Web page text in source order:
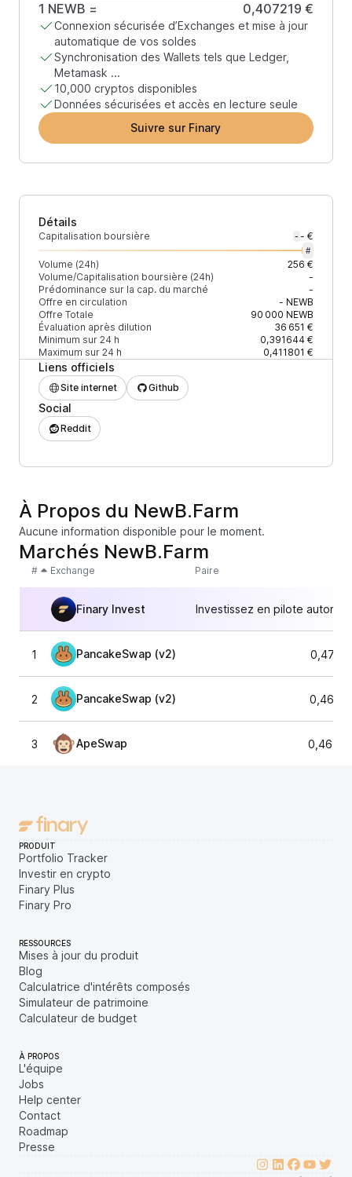
1 NEWB = 0,407219 €
Connexion sécurisée d’Exchanges et mise à jour
automatique de vos soldes
Synchronisation des Wallets tels que Ledger,
Metamask ...
10,000 cryptos disponibles
Données sécurisées et accès en lecture seule
Suivre sur Finary
Détails
Capitalisation boursière - - €
#
Volume (24h)
256 €
Volume/Capitalisation boursière (24h)
-
Prédominance sur la cap. du marché
-
Offre en circulation
- NEWB
Offre Totale
90 000 NEWB
Évaluation après dilution
36 651 €
Minimum sur 24 h
0,391644 €
Maximum sur 24 h
0,411801 €
Liens officiels
Site internet Github
Social
Reddit
À Propos du NewB.Farm
Aucune information disponible pour le moment.
Marchés NewB.Farm
# Exchange Paire
Finary Invest Investissez en pilote
1 PancakeSwap (v2)
2 PancakeSwap (v2)
3 ApeSwap
PRODUIT
Portfolio Tracker
Investir en crypto
Finary Plus
Finary Pro
RESSOURCES
Mises à jour du produit
Blog
Calculatrice d'intérêts composés
Simulateur de patrimoine
Calculateur de budget
À PROPOS
L'équipe
Jobs
Help center
Contact
Roadmap
Presse